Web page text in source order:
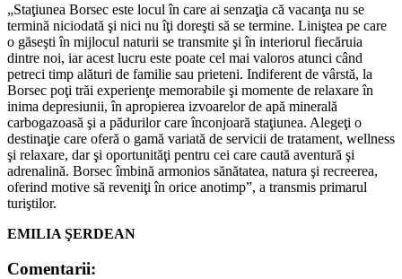
„Staţiunea Borsec este locul în care ai senzaţia că vacanţa nu se
termină niciodată şi nici nu îţi doreşti să se termine. Liniştea pe care
o găseşti în mijlocul naturii se transmite şi în interiorul fiecăruia
dintre noi, iar acest lucru este poate cel mai valoros atunci când
petreci timp alături de familie sau prieteni. Indiferent de vârstă, la
Borsec poţi trăi experienţe memorabile şi momente de relaxare în
inima depresiunii, în apropierea izvoarelor de apă minerală
carbogazoasă şi a pădurilor care înconjoară staţiunea. Alegeţi o
destinaţie care oferă o gamă variată de servicii de tratament, wellness
şi relaxare, dar şi oportunităţi pentru cei care caută aventură şi
adrenalină. Borsec îmbină armonios sănătatea, natura şi recreerea,
oferind motive să reveniţi în orice anotimp”, a transmis primarul
turiştilor.
EMILIA ŞERDEAN
Comentarii: